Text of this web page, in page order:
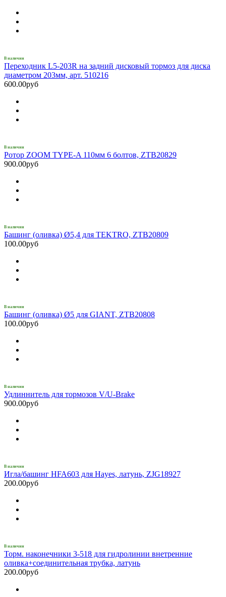
В наличии
Переходник L5-203R на задний дисковый тормоз для диска
диаметром 203мм, арт. 510216
600.00руб
В наличии
Ротор ZOOM TYPE-A 110мм 6 болтов, ZTB20829
900.00руб
В наличии
Башинг (оливка) Ø5,4 для TEKTRO, ZTB20809
100.00руб
В наличии
Башинг (оливка) Ø5 для GIANT, ZTB20808
100.00руб
В наличии
Удлиннитель для тормозов V/U-Brake
900.00руб
В наличии
Игла/башинг HFA603 для Hayes, латунь, ZJG18927
200.00руб
В наличии
Торм. наконечники 3-518 для гидролинии внетренние
оливка+соединительная трубка, латунь
200.00руб